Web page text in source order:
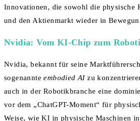
Innovationen, die sowohl die physische
und den Aktienmarkt wieder in
Nvidia: Vom KI-Chip zum
Nvidia, bekannt für seine
sogenannteembodied AIzu
auch in der Robotikbranche eine
vor dem „ChatGPT-Moment“ für
Weise, wie KI in physische Maschinen